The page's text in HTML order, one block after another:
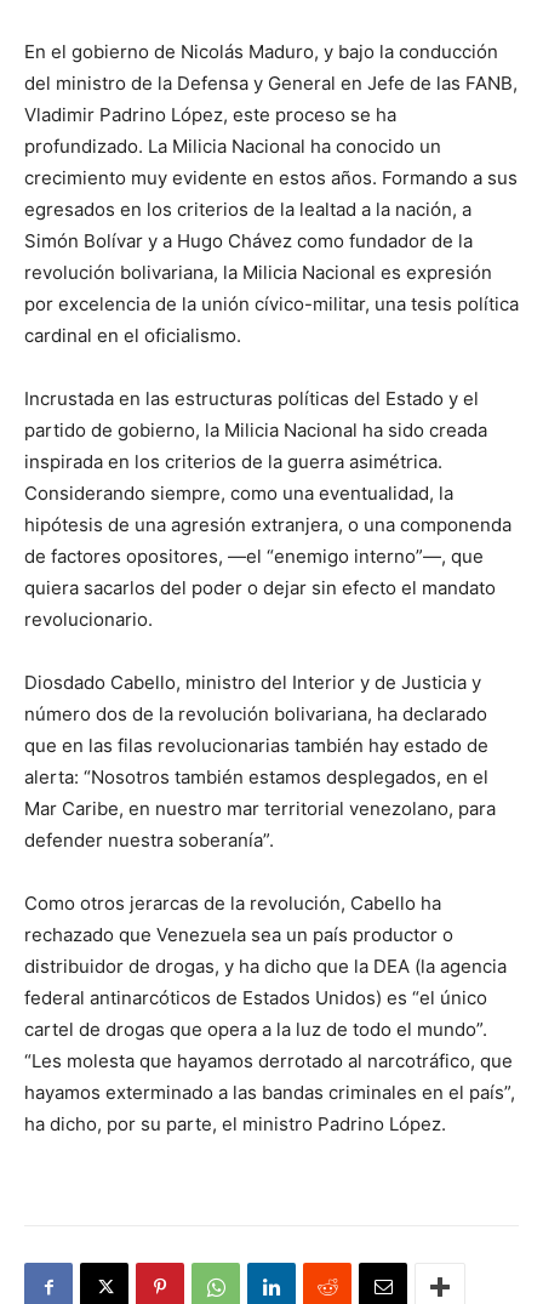
En el gobierno de Nicolás Maduro, y bajo la conducción
del ministro de la Defensa y General en Jefe de las FANB,
Vladimir Padrino López, este proceso se ha
profundizado. La Milicia Nacional ha conocido un
crecimiento muy evidente en estos años. Formando a sus
egresados en los criterios de la lealtad a la nación, a
Simón Bolívar y a Hugo Chávez como fundador de la
revolución bolivariana, la Milicia Nacional es expresión
por excelencia de la unión cívico-militar, una tesis política
cardinal en el oficialismo.
Incrustada en las estructuras políticas del Estado y el
partido de gobierno, la Milicia Nacional ha sido creada
inspirada en los criterios de la guerra asimétrica.
Considerando siempre, como una eventualidad, la
hipótesis de una agresión extranjera, o una componenda
de factores opositores, —el “enemigo interno”—, que
quiera sacarlos del poder o dejar sin efecto el mandato
revolucionario.
Diosdado Cabello, ministro del Interior y de Justicia y
número dos de la revolución bolivariana, ha declarado
que en las filas revolucionarias también hay estado de
alerta: “Nosotros también estamos desplegados, en el
Mar Caribe, en nuestro mar territorial venezolano, para
defender nuestra soberanía”.
Como otros jerarcas de la revolución, Cabello ha
rechazado que Venezuela sea un país productor o
distribuidor de drogas, y ha dicho que la DEA (la agencia
federal antinarcóticos de Estados Unidos) es “el único
cartel de drogas que opera a la luz de todo el mundo”.
“Les molesta que hayamos derrotado al narcotráfico, que
hayamos exterminado a las bandas criminales en el país”,
ha dicho, por su parte, el ministro Padrino López.